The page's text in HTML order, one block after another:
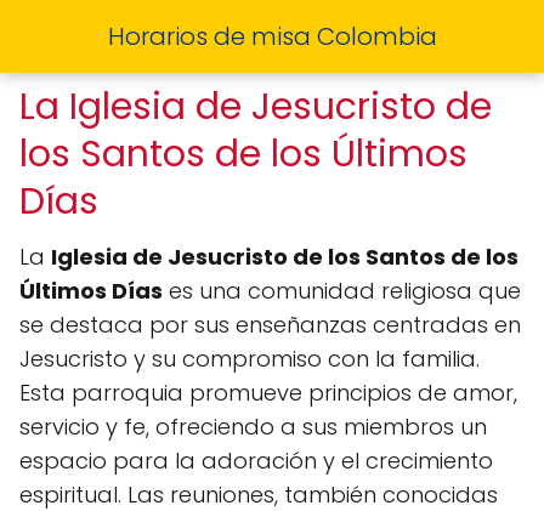
Horarios de misa Colombia
La Iglesia de Jesucristo de
los Santos de los Últimos
Días
La Iglesia de Jesucristo de los Santos de los
Últimos Días es una comunidad religiosa que
se destaca por sus enseñanzas centradas en
Jesucristo y su compromiso con la familia.
Esta parroquia promueve principios de amor,
servicio y fe, ofreciendo a sus miembros un
espacio para la adoración y el crecimiento
espiritual. Las reuniones, también conocidas